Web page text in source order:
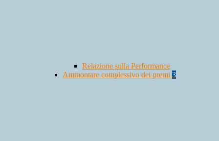
Relazione sulla Performance
Ammontare complessivo dei premi 3